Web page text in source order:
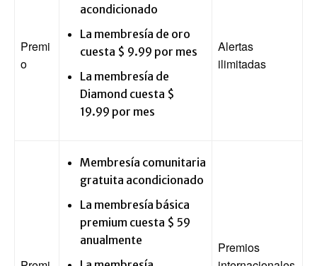
Premi
o
acondicionado
La membresía de oro
cuesta $ 9.99 por mes
La membresía de
Diamond cuesta $
19.99 por mes
Alertas
ilimitadas
Membresía comunitaria
gratuita acondicionado
La membresía básica
premium cuesta $ 59
anualmente
Premios